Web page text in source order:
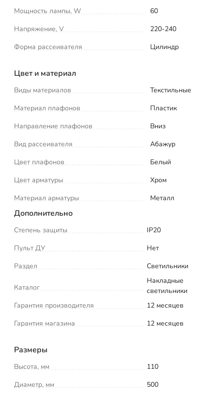
Мощность лампы, W
60
Напряжение, V
220-240
Форма рассеивателя
Цилиндр
Цвет и материал
Виды материалов
Текстильные
Материал плафонов
Пластик
Направление плафонов
Вниз
Вид рассеивателя
Абажур
Цвет плафонов
Белый
Цвет арматуры
Хром
Материал арматуры
Металл
Дополнительно
Степень защиты
IP20
Пульт ДУ
Нет
Раздел
Светильники
Каталог
Накладные
светильники
Гарантия производителя
12 месяцев
Гарантия магазина
12 месяцев
Размеры
Высота, мм
110
Диаметр, мм
500